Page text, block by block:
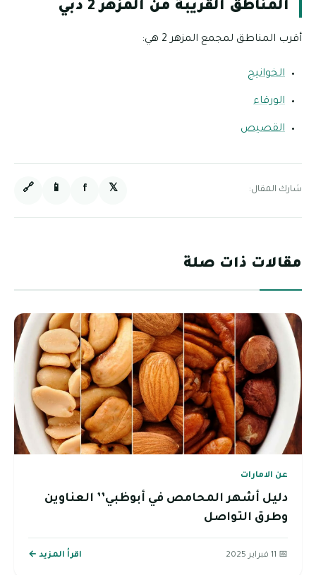
المناطق القريبة من المزهر 2 دبي
أقرب المناطق لمجمع المزهر 2 هي:
الخوانيج
الورقاء
القصيص
شارك المقال: 𝕏
f
📱
🔗
مقالات ذات صلة
عن الامارات
دليل أشهر المحامص في أبوظبي’’ العناوين
وطرق التواصل
📅 11 فبراير 2025 اقرأ المزيد ←